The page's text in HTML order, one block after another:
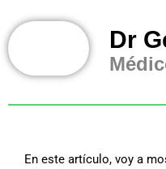
Dr
En este artículo, voy a